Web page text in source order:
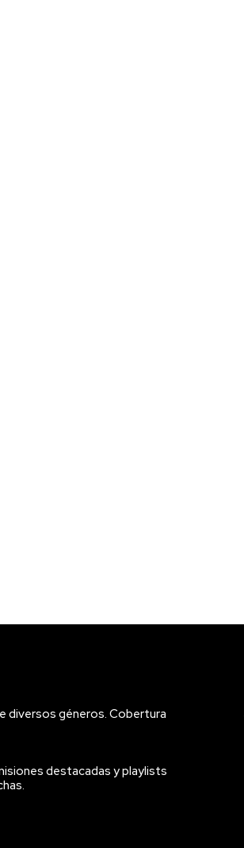
diversos géneros. Cobertura
destacadas y playlists